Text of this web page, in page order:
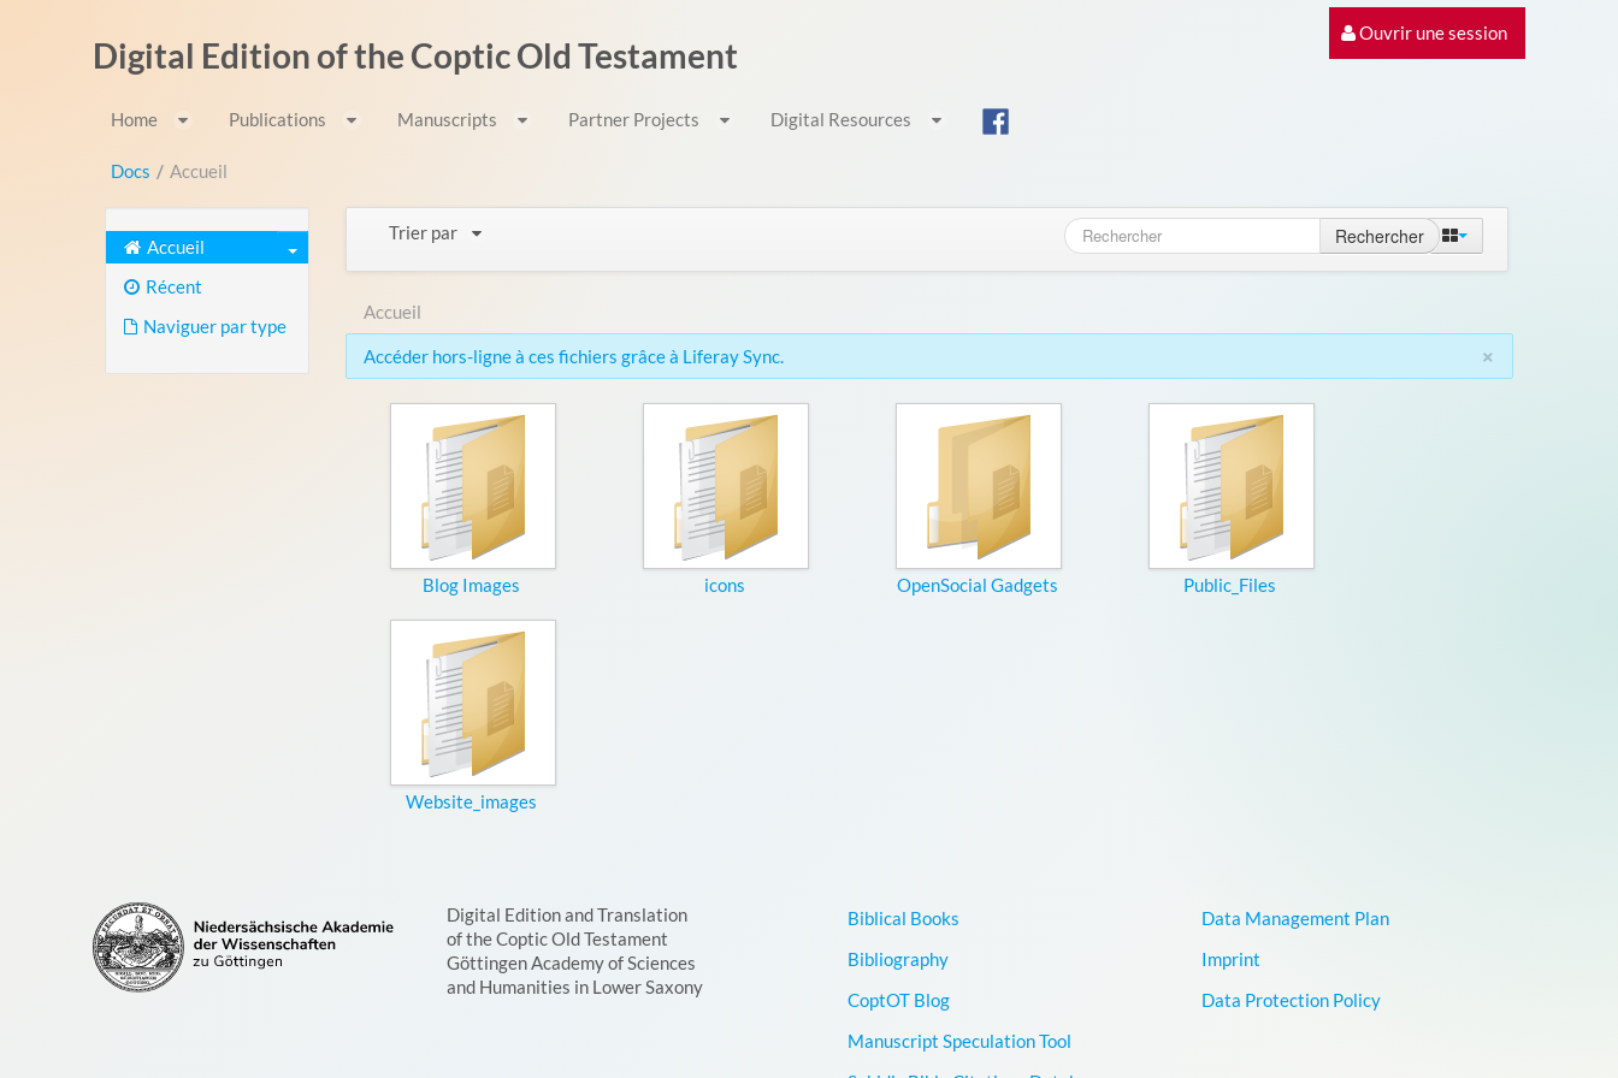
Ouvrir une session
Digital Edition of the Coptic Old Testament
Home Publications Manuscripts Partner Projects Digital Resources
Docs / Accueil
Accueil
Récent
Naviguer par type
Trier par Rechercher
Accueil
×
Accéder hors-ligne à ces fichiers grâce à Liferay Sync.
Blog Images icons OpenSocial Gadgets Public_Files
Website_images
Digital Edition and Translation
of the Coptic Old Testament
Göttingen Academy of Sciences
and Humanities in Lower Saxony
Biblical Books
Bibliography
CoptOT Blog
Manuscript Speculation Tool
Data Management Plan
Imprint
Data Protection Policy